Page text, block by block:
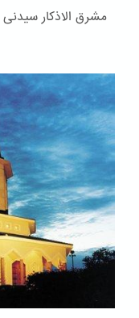
مشرق الاذکار سیدنی